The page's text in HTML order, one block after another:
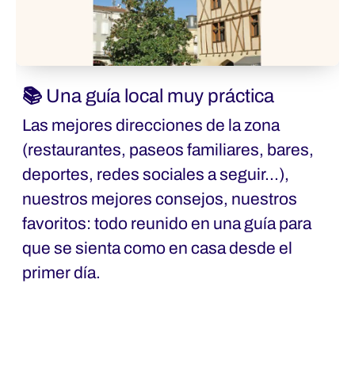
📚 Una guía local muy práctica
Las mejores direcciones de la zona
(restaurantes, paseos familiares, bares,
deportes, redes sociales a seguir...),
nuestros mejores consejos, nuestros
favoritos: todo reunido en una guía para
que se sienta como en casa desde el
primer día.